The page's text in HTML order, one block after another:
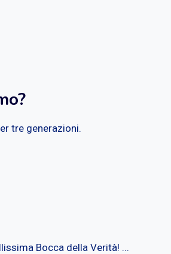
tre generazioni.
Bocca della Verità! ...